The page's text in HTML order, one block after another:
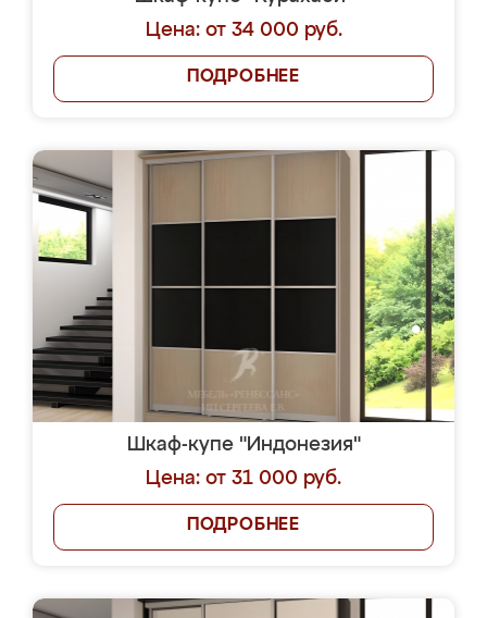
Цена: от 34 000 руб.
ПОДРОБНЕЕ
Шкаф-купе "Индонезия"
Цена: от 31 000 руб.
ПОДРОБНЕЕ